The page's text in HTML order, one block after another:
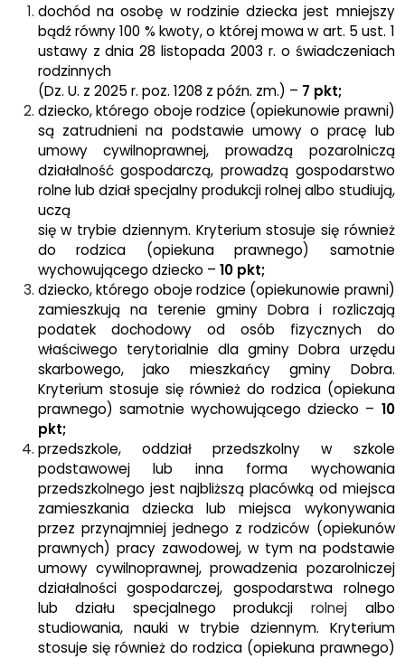
dochód na osobę w rodzinie dziecka jest mniejszy
bądź równy 100 % kwoty, o której mowa w art. 5 ust. 1
ustawy z dnia 28 listopada 2003 r. o świadczeniach
rodzinnych
(Dz. U. z 2025 r. poz. 1208 z późn. zm.) – 7 pkt;
dziecko, którego oboje rodzice (opiekunowie prawni)
są zatrudnieni na podstawie umowy o pracę lub
umowy cywilnoprawnej, prowadzą pozarolniczą
działalność gospodarczą, prowadzą gospodarstwo
rolne lub dział specjalny produkcji rolnej albo studiują,
uczą
się w trybie dziennym. Kryterium stosuje się również
do rodzica (opiekuna prawnego) samotnie
wychowującego dziecko – 10 pkt;
dziecko, którego oboje rodzice (opiekunowie prawni)
zamieszkują na terenie gminy Dobra i rozliczają
podatek dochodowy od osób fizycznych do
właściwego terytorialnie dla gminy Dobra urzędu
skarbowego, jako mieszkańcy gminy Dobra.
Kryterium stosuje się również do rodzica (opiekuna
prawnego) samotnie wychowującego dziecko – 10
pkt;
przedszkole, oddział przedszkolny w szkole
podstawowej lub inna forma wychowania
przedszkolnego jest najbliższą placówką od miejsca
zamieszkania dziecka lub miejsca wykonywania
przez przynajmniej jednego z rodziców (opiekunów
prawnych) pracy zawodowej, w tym na podstawie
umowy cywilnoprawnej, prowadzenia pozarolniczej
działalności gospodarczej, gospodarstwa rolnego
lub działu specjalnego produkcji rolnej albo
studiowania, nauki w trybie dziennym. Kryterium
stosuje się również do rodzica (opiekuna prawnego)